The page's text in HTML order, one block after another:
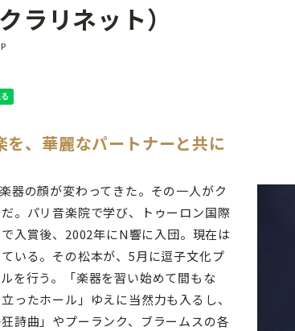
古楽とその先と
現場のプロが推す！間違いないオ
無料ライブ配信スケジュール
か
ラリネット）
を、華麗なパートナーと共に
器の顔が変わってきた。その一人がク
。パリ音楽院で学び、トゥーロン国際
入賞後、2002年にN響に入団。現在は
いる。その松本が、5月に逗子文化プ
を行う。「楽器を習い始めて間もな
ったホール」ゆえに当然力も入るし、
詩曲」やプーランク、ブラームスの各